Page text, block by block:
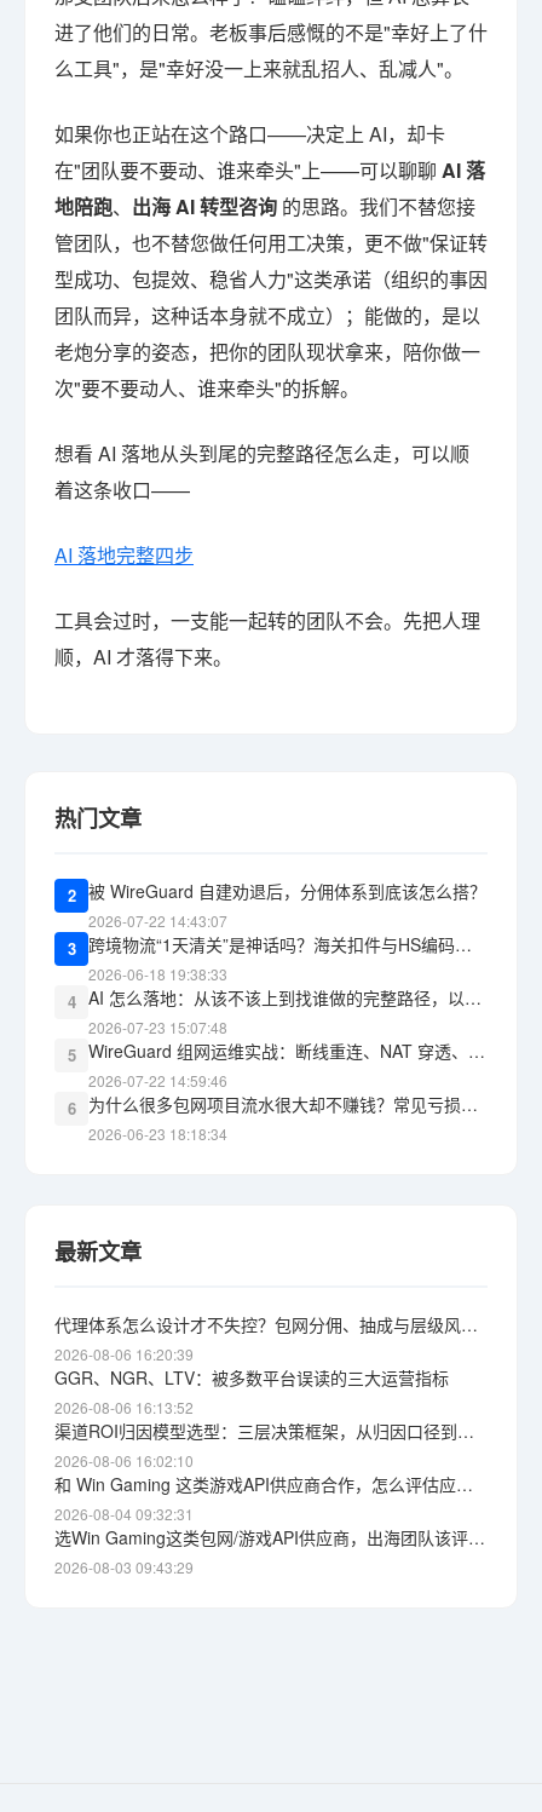
进了他们的日常。老板事后感慨的不是"幸好上了什
么工具"，是"幸好没一上来就乱招人、乱减人"。
如果你也正站在这个路口——决定上 AI，却卡
在"团队要不要动、谁来牵头"上——可以聊聊 AI 落
地陪跑、 出海 AI 转型咨询 的思路。我们不替您接
管团队，也不替您做任何用工决策，更不做"保证转
型成功、包提效、稳省人力"这类承诺（组织的事因
团队而异，这种话本身就不成立）；能做的，是以
老炮分享的姿态，把你的团队现状拿来，陪你做一
次"要不要动人、谁来牵头"的拆解。
想看 AI 落地从头到尾的完整路径怎么走，可以顺
着这条收口——
AI 落地完整四步
工具会过时，一支能一起转的团队不会。先把人理
顺，AI 才落得下来。
热门文章
2 被 WireGuard 自建劝退后，分佣体系到底该怎么搭？
2026-07-22 14:43:07
3 跨境物流“1天清关”是神话吗？海关扣件与HS编码报错的教训
2026-06-18 19:38:33
4 AI 怎么落地：从该不该上到找谁做的完整路径，以及 WG包网 能承接什么
2026-07-23 15:07:48
5 WireGuard 组网运维实战：断线重连、NAT 穿透、监控告警，三道坎怎么过
2026-07-22 14:59:46
6 为什么很多包网项目流水很大却不赚钱？常见亏损黑洞盘点
2026-06-23 18:18:34
最新文章
代理体系怎么设计才不失控？包网分佣、抽成与层级风险详解
2026-08-06 16:20:39
GGR、NGR、LTV：被多数平台误读的三大运营指标
2026-08-06 16:13:52
渠道ROI归因模型选型：三层决策框架，从归因口径到获客成本上限
2026-08-06 16:02:10
和 Win Gaming 这类游戏API供应商合作，怎么评估应急响应能力？根因定位与自保思路
2026-08-04 09:32:31
选Win Gaming这类包网/游戏API供应商，出海团队该评估哪些维度
2026-08-03 09:43:29